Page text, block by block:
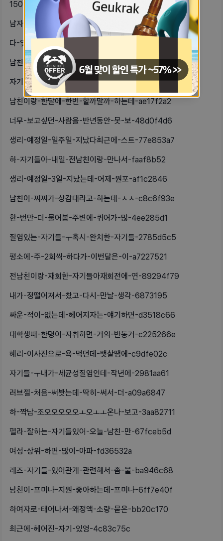
150일-조금-넘었는데시간-갖기로-했-275c601
남자친구-꼬츄-부르는-애칭들-궁금해우-1085388f
다-잊었다-생각했는데-이상하게-점점-6c27c5a8
남친이-썸초반에-나이-속인게-마음에-257f7cb1
자기들-어떻게-해야할질-모르겠어선생님-73a1376
남친이랑-한달에-한번-할까말까-하는데-ae17f2a2
너무-보고싶던-사람을-반년동안-못-보-48d0f4d6
생리-예정일-일주일-지났다최근에-스트-77e853a7
하-자기들아-내일-전남친이랑-만나서-faaf8b52
생리-예정일-3일-지났는데-어제-원포-af1c2846
남친이-찌찌가-상감대라고-하는데-ㅅㅅ-c8c6f93e
한-번만-더-물어봄-주변에-퀴어가-많-4ee285d1
질염있는-자기들-ㅜ혹시-완치한-자기들-2785d5c5
평소에-주-2회씩-하다가-이번달은-이-a7227521
전남친이랑-재회한-자기들아재회전에-연-89294f79
내가-정떨어져서-찼고-다시-만날-생각-6873195
싸운-적이-없는데-헤어지자는-얘기하면-d3518c66
대학생때-한명이-자취하면-거의-반동거-c225266e
혜리-이사진으로-욕-먹던데-뱃살땜에-c9dfe02c
자기들-ㅜ내가-세균성질염인데-작년에-2981aa61
러브젤-처음-써봣는데-딱히-써서-더-a09a6847
하-짝남-조오오오오오ㅗ오ㅗㅗ온나-보고-3aa82711
펠라-잘하는-자기들있어-오늘-남친-만-67fceb5d
여성-상위-하면-많이-아파-fd36532a
레즈-자기들-있어관계-관련해서-좀-물-ba946c68
남친이-프미나-지원-좋아하는데-프미나-6ff7e40f
하여자로-태어나서-왜정액-소량-묻은-bb20c170
최근에-헤어진-자기-있엉-4c83c75c